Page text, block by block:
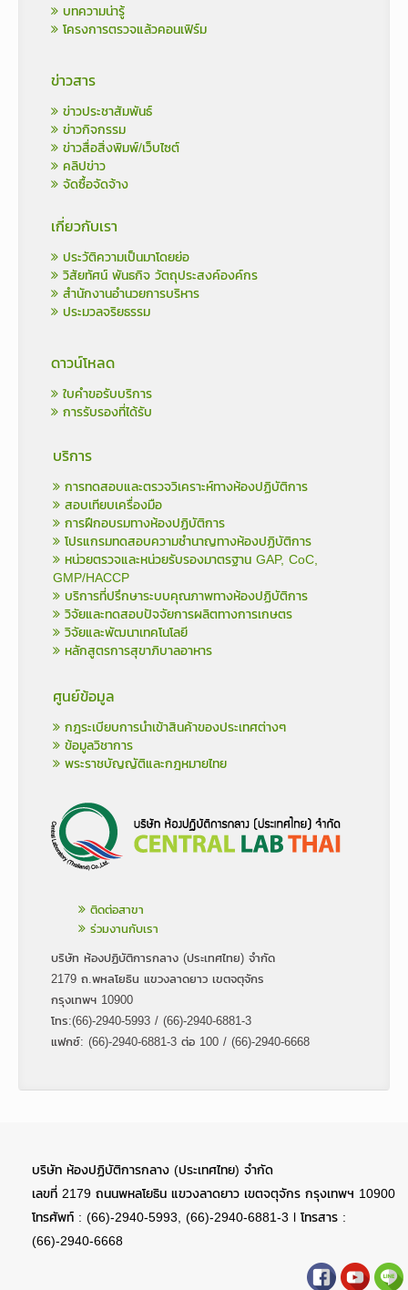
บทความน่ารู้
โครงการตรวจแล้วคอนเฟิร์ม
ข่าวสาร
ข่าวประชาสัมพันธ์
ข่าวกิจกรรม
ข่าวสื่อสิ่งพิมพ์/เว็บไซต์
คลิปข่าว
จัดซื้อจัดจ้าง
เกี่ยวกับเรา
ประวัติความเป็นมาโดยย่อ
วิสัยทัศน์ พันธกิจ วัตถุประสงค์องค์กร
สำนักงานอำนวยการบริหาร
ประมวลจริยธรรม
ดาวน์โหลด
ใบคำขอรับบริการ
การรับรองที่ได้รับ
บริการ
การทดสอบและตรวจวิเคราะห์ทางห้องปฏิบัติการ
สอบเทียบเครื่องมือ
การฝึกอบรมทางห้องปฏิบัติการ
โปรแกรมทดสอบความชำนาญทางห้องปฏิบัติการ
หน่วยตรวจและหน่วยรับรองมาตรฐาน GAP, CoC,
GMP/HACCP
บริการที่ปรึกษาระบบคุณภาพทางห้องปฏิบัติการ
วิจัยและทดสอบปัจจัยการผลิตทางการเกษตร
วิจัยและพัฒนาเทคโนโลยี
หลักสูตรการสุขาภิบาลอาหาร
ศูนย์ข้อมูล
กฎระเบียบการนำเข้าสินค้าของประเทศต่างๆ
ข้อมูลวิชาการ
พระราชบัญญัติและกฎหมายไทย
ติดต่อสาขา
ร่วมงานกับเรา
บริษัท ห้องปฏิบัติการกลาง (ประเทศไทย) จำกัด
2179 ถ.พหลโยธิน แขวงลาดยาว เขตจตุจักร
กรุงเทพฯ 10900
โทร:(66)-2940-5993 / (66)-2940-6881-3
แฟกซ์: (66)-2940-6881-3 ต่อ 100 / (66)-2940-6668
บริษัท ห้องปฏิบัติการกลาง (ประเทศไทย) จำกัด
เลขที่ 2179 ถนนพหลโยธิน แขวงลาดยาว เขตจตุจักร กรุงเทพฯ 10900
โทรศัพท์ : (66)-2940-5993, (66)-2940-6881-3 l โทรสาร :
(66)-2940-6668